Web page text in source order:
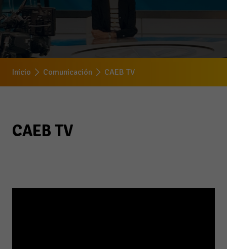
Inicio Comunicación CAEB TV
CAEB TV